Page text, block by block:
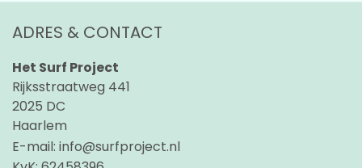
ADRES & CONTACT
Het Surf Project
Rijksstraatweg 441
2025 DC
Haarlem
E-mail: info@surfproject.nl